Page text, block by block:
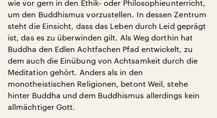
wie vor gern in den Ethik- oder Philosophieunterricht,
um den Buddhismus vorzustellen. In dessen Zentrum
steht die Einsicht, dass das Leben durch Leid geprägt
ist, das es zu überwinden gilt. Als Weg dorthin hat
Buddha den Edlen Achtfachen Pfad entwickelt, zu
dem auch die Einübung von Achtsamkeit durch die
Meditation gehört. Anders als in den
monotheistischen Religionen, betont Weil, stehe
hinter Buddha und dem Buddhismus allerdings kein
allmächtiger Gott.